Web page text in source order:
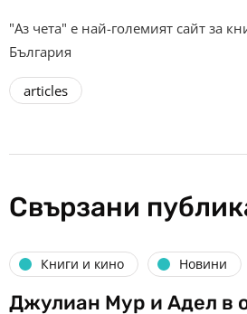
"Аз чета" е най-големият сайт за
България
articles
Свързани
Книги и кино Новини
Джулиан Мур и Адел в